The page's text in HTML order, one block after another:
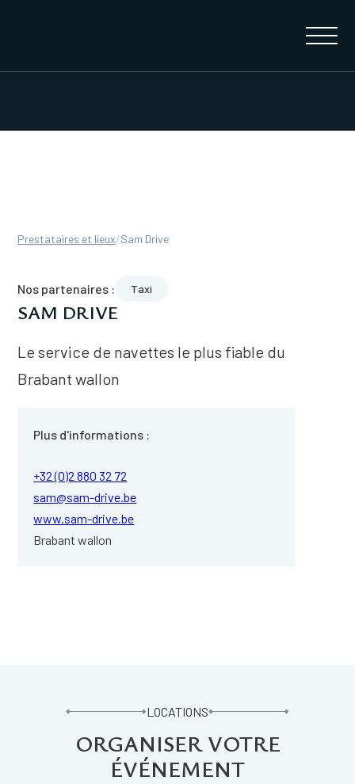
Prestataires et lieux/Sam Drive
Nos partenaires : Taxi
SAM DRIVE
Le service de navettes le plus fiable du
Brabant wallon
Plus d'informations :
+32 (0)2 880 32 72
sam@sam-drive.be
www.sam-drive.be
Brabant wallon
LOCATIONS
ORGANISER VOTRE
ÉVÉNEMENT